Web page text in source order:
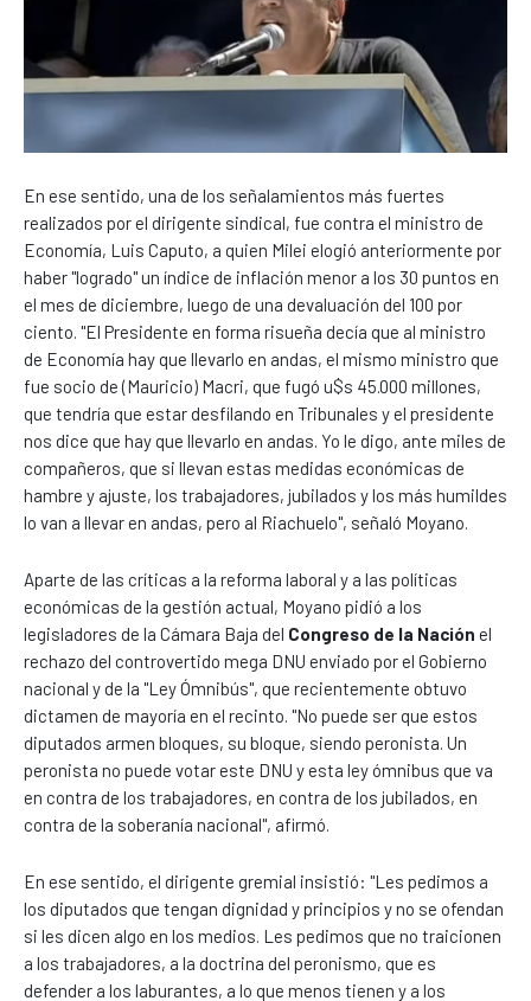
En ese sentido, una de los señalamientos más fuertes
realizados por el dirigente sindical, fue contra el ministro de
Economía, Luis Caputo, a quien Milei elogió anteriormente por
haber "logrado" un índice de inflación menor a los 30 puntos en
el mes de diciembre, luego de una devaluación del 100 por
ciento. "El Presidente en forma risueña decía que al ministro
de Economía hay que llevarlo en andas, el mismo ministro que
fue socio de (Mauricio) Macri, que fugó u$s 45.000 millones,
que tendría que estar desfilando en Tribunales y el presidente
nos dice que hay que llevarlo en andas. Yo le digo, ante miles de
compañeros, que si llevan estas medidas económicas de
hambre y ajuste, los trabajadores, jubilados y los más humildes
lo van a llevar en andas, pero al Riachuelo", señaló Moyano.
Aparte de las críticas a la reforma laboral y a las políticas
económicas de la gestión actual, Moyano pidió a los
legisladores de la Cámara Baja del Congreso de la Nación el
rechazo del controvertido mega DNU enviado por el Gobierno
nacional y de la "Ley Ómnibús", que recientemente obtuvo
dictamen de mayoría en el recinto. "No puede ser que estos
diputados armen bloques, su bloque, siendo peronista. Un
peronista no puede votar este DNU y esta ley ómnibus que va
en contra de los trabajadores, en contra de los jubilados, en
contra de la soberanía nacional", afirmó.
En ese sentido, el dirigente gremial insistió: "Les pedimos a
los diputados que tengan dignidad y principios y no se ofendan
si les dicen algo en los medios. Les pedimos que no traicionen
a los trabajadores, a la doctrina del peronismo, que es
defender a los laburantes, a lo que menos tienen y a los